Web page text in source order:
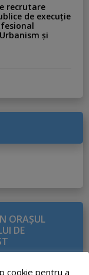
recrutare
de execuție
și
ORAŞUL
DE
cookie pentru a